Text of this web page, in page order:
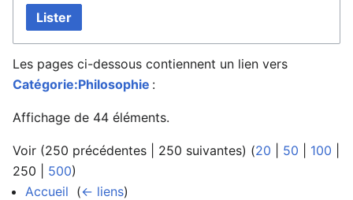
Lister
Les pages ci-dessous contiennent un lien vers
Catégorie:Philosophie :
Affichage de 44 éléments.
Voir (250 précédentes 250 suivantes) (20 50 100
250
500)
Accueil (← liens)